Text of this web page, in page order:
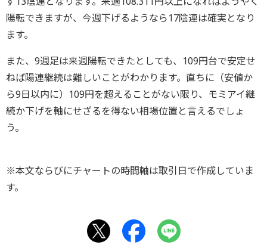
陽転できますが、今週下げるようなら17陰連は確実となり
ます。
また、9週足は来週陽転できたとしても、109円台で安定せ
ねば陽連継続は難しいことがわかります。直ちに（安値か
ら9日以内に）109円を超えることがない限り、モミアイ継
続か下げを軸にせざるを得ない相場位置と言えるでしょ
う。
※本文ならびにチャートの時間軸は取引日で作成していま
す。